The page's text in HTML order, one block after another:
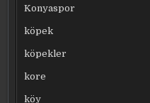
Konyaspor
köpek
köpekler
kore
köy